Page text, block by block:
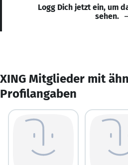
Logg Dich jetzt ein, um
sehen.
XING Mitglieder mit
Profilangaben